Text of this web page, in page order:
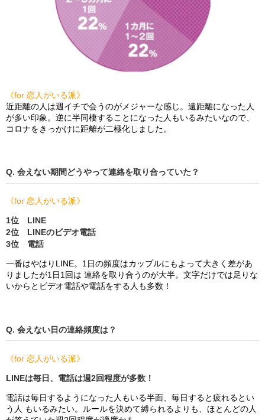
《for 恋人がいる派》
近距離の人は週イチで会うのがメジャーな感じ。遠距離になった人
が多い印象。逆に半同棲することになった人もいるみたいなので、
コロナをきっかけに距離が二極化しました。
Q. 会えない期間どうやって連絡を取り合っていた？
《for 恋人がいる派》
1位 LINE
2位 LINEのビデオ電話
3位 電話
一番はやはりLINE。1日の頻度はカップルにもよって大きく差があ
りましたが1日1回は 連絡を取り合うのが大半。文字だけでは足りな
いからとビデオ電話や電話をする人も多数！
Q. 会えない日の連絡頻度は？
《for 恋人がいる派》
LINEは毎日、電話は週2回程度が多数！
電話は毎日するようになった人もいる半面、毎日すると疲れるとい
う人 もいるみたい。ルールを決めて縛られるよりも、ほとんどの人